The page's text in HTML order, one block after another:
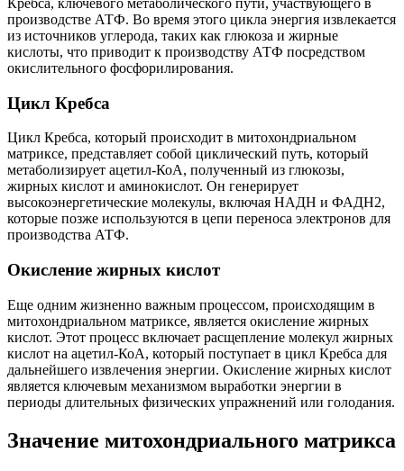
Кребса, ключевого метаболического пути, участвующего в
производстве АТФ. Во время этого цикла энергия извлекается
из источников углерода, таких как глюкоза и жирные
кислоты, что приводит к производству АТФ посредством
окислительного фосфорилирования.
Цикл Кребса
Цикл Кребса, который происходит в митохондриальном
матриксе, представляет собой циклический путь, который
метаболизирует ацетил-КоА, полученный из глюкозы,
жирных кислот и аминокислот. Он генерирует
высокоэнергетические молекулы, включая НАДН и ФАДН2,
которые позже используются в цепи переноса электронов для
производства АТФ.
Окисление жирных кислот
Еще одним жизненно важным процессом, происходящим в
митохондриальном матриксе, является окисление жирных
кислот. Этот процесс включает расщепление молекул жирных
кислот на ацетил-КоА, который поступает в цикл Кребса для
дальнейшего извлечения энергии. Окисление жирных кислот
является ключевым механизмом выработки энергии в
периоды длительных физических упражнений или голодания.
Значение митохондриального матрикса